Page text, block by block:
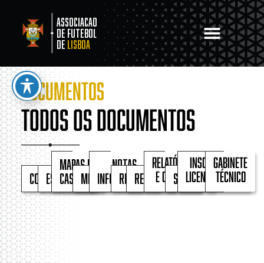
Associacao
de Futebol
de Lisboa
DOCUMENTOS
Todos os documentos
Comunicados
Estatutos
Mapas de
CastigosMemorandos
Notas
Informativas
Regimentos
Regulamentos
Relatórios
e contasSeguros
Inscrições e
Licenciamento
Gabinete
Técnico